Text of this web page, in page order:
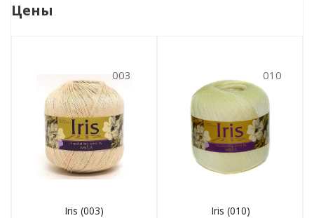
Цены
003
Iris (003)
010
Iris (010)